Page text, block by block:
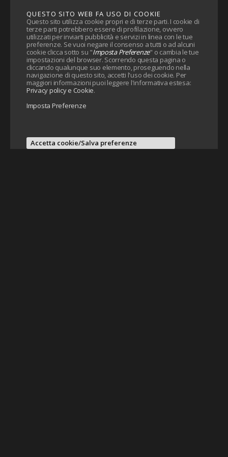
QUESTO SITO WEB FA USO DI COOKIE
Questo sito utilizza cookie propri e di terze parti. I cookie di
terze parti potrebbero essere di profilazione, ovvero
utilizzati per inviarti pubblicità e servizi in linea con le tue
preferenze. Se vuoi negare il consenso a tutti o ad alcuni
cookie clicca sotto su "Imposta Preferenze" o cambia le tue
impostazioni del browser. Scorrendo questa pagina o
cliccando qualunque suo elemento, proseguendo nella
navigazione di questo sito, accetti l'uso dei cookie. Per
maggiori informazioni puoi leggere l'informativa estesa:
Privacy policy e Cookie.
Imposta Preferenze
Accetta cookie/Salva preferenze